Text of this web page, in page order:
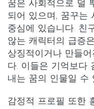
꿈은 사회적으로 덜
되어 있으며, 꿈꾸는
중심에 있습니다. 친
않는 캐릭터 의 급증
상징적이거나 만들
다. 이들은 기억보다
내는 꿈의 인물일 수
감정적 프로필 또한